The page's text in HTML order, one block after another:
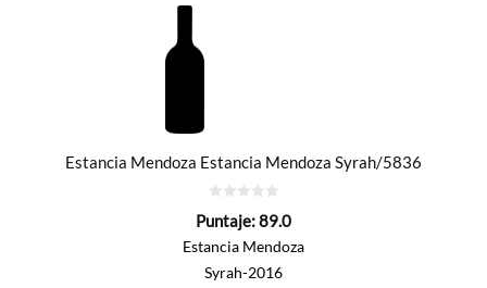
Estancia Mendoza Estancia Mendoza Syrah/5836
de
Puntaje:89.0
Estancia Mendoza
Syrah-2016